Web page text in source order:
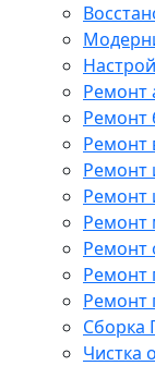
Ремонт
Ремонт
Ремонт
Ремонт
Ремонт
Ремонт
Ремонт
Ремонт
Ремонт
Сборка
Чистка